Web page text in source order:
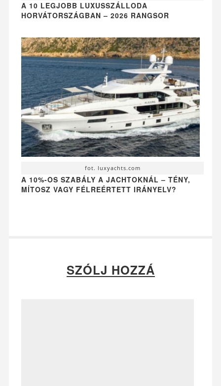
A 10 LEGJOBB LUXUSSZÁLLODA
HORVÁTORSZÁGBAN – 2026 RANGSOR
fot. luxyachts.com
A 10%-OS SZABÁLY A JACHTOKNÁL – TÉNY,
MÍTOSZ VAGY FÉLREÉRTETT IRÁNYELV?
SZÓLJ HOZZÁ